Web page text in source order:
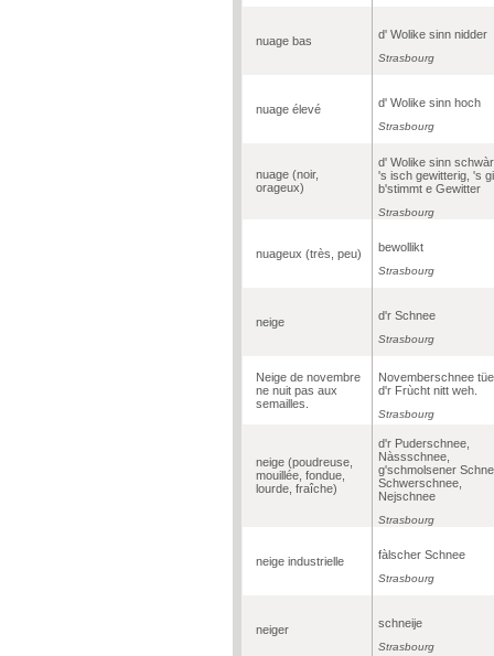
nuage bas d' Wolike sinn nidder
Strasbourg
nuage élevé d' Wolike sinn hoch
Strasbourg
nuage (noir,
orageux)
d' Wolike sinn
's isch gewitterig, 's
b'stimmt e Gewitter
Strasbourg
nuageux (très, peu) bewollikt
Strasbourg
neige d'r Schnee
Strasbourg
Neige de novembre
ne nuit pas aux
semailles.
Novemberschnee
d'r Frùcht nitt weh.
Strasbourg
neige (poudreuse,
mouillée, fondue,
lourde, fraîche)
d'r Puderschnee,
Nàssschnee,
g'schmolsener
Schwerschnee,
Nejschnee
Strasbourg
neige industrielle fàlscher Schnee
Strasbourg
neiger schneije
Strasbourg